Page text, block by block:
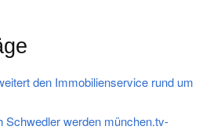
den Immobilienservice rund um
Schwedler werden münchen.tv-